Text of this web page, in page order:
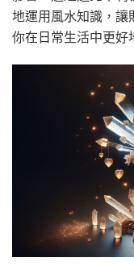
地運用風水知識，讓
你在日常生活中更好